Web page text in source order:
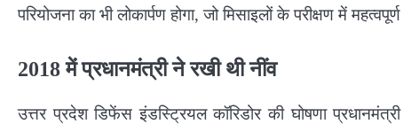
परियोजना का भी लोकार्पण होगा, जो मिसाइलों के परीक्षण में
2018 में प्रधानमंत्री ने रखी ​थी नींव
उत्तर प्रदेश डिफेंस इंडस्ट्रियल कॉरिडोर की घोषणा